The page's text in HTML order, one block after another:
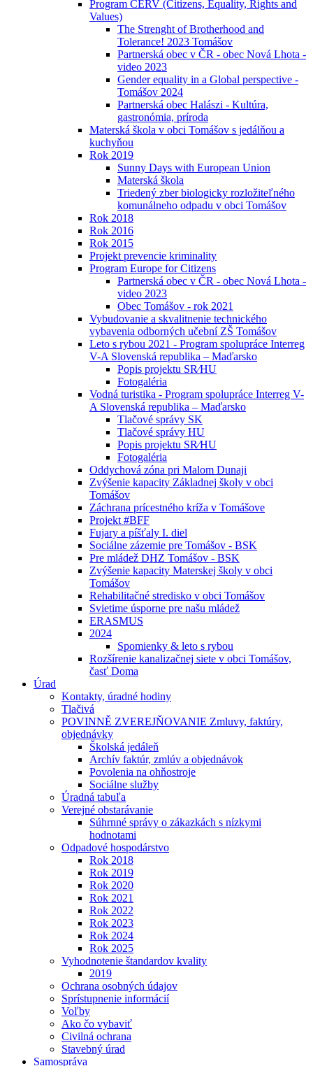
Program CERV (Citizens, Equality, Rights and
Values)
The Strenght of Brotherhood and
Tolerance! 2023 Tomášov
Partnerská obec v ČR - obec Nová Lhota -
video 2023
Gender equality in a Global perspective -
Tomášov 2024
Partnerská obec Halászi - Kultúra,
gastronómia, príroda
Materská škola v obci Tomášov s jedálňou a
kuchyňou
Rok 2019
Sunny Days with European Union
Materská škola
Triedený zber biologicky rozložiteľného
komunálneho odpadu v obci Tomášov
Rok 2018
Rok 2016
Rok 2015
Projekt prevencie kriminality
Program Europe for Citizens
Partnerská obec v ČR - obec Nová Lhota -
video 2023
Obec Tomášov - rok 2021
Vybudovanie a skvalitnenie technického
vybavenia odborných učební ZŠ Tomášov
Leto s rybou 2021 - Program spolupráce Interreg
V-A Slovenská republika – Maďarsko
Popis projektu SR⁄HU
Fotogaléria
Vodná turistika - Program spolupráce Interreg V-
A Slovenská republika – Maďarsko
Tlačové správy SK
Tlačové správy HU
Popis projektu SR⁄HU
Fotogaléria
Oddychová zóna pri Malom Dunaji
Zvýšenie kapacity Základnej školy v obci
Tomášov
Záchrana prícestného kríža v Tomášove
Projekt #BFF
Fujary a píšťaly I. diel
Sociálne zázemie pre Tomášov - BSK
Pre mládež DHZ Tomášov - BSK
Zvýšenie kapacity Materskej školy v obci
Tomášov
Rehabilitačné stredisko v obci Tomášov
Svietime úsporne pre našu mládež
ERASMUS
2024
Spomienky & leto s rybou
Rozšírenie kanalizačnej siete v obci Tomášov,
časť Doma
Úrad
Kontakty, úradné hodiny
Tlačivá
POVINNĚ ZVEREJŇOVANIE Zmluvy, faktúry,
objednávky
Školská jedáleň
Archív faktúr, zmlúv a objednávok
Povolenia na ohňostroje
Sociálne služby
Úradná tabuľa
Verejné obstarávanie
Súhrnné správy o zákazkách s nízkymi
hodnotami
Odpadové hospodárstvo
Rok 2018
Rok 2019
Rok 2020
Rok 2021
Rok 2022
Rok 2023
Rok 2024
Rok 2025
Vyhodnotenie štandardov kvality
2019
Ochrana osobných údajov
Sprístupnenie informácií
Voľby
Ako čo vybaviť
Civilná ochrana
Stavebný úrad
Samospráva